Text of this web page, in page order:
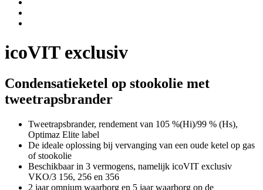
icoVIT exclusiv
Condensatieketel op stookolie met
tweetrapsbrander
Tweetrapsbrander, rendement van 105 %(Hi)/99 % (Hs),
Optimaz Elite label
De ideale oplossing bij vervanging van een oude ketel op gas
of stookolie
Beschikbaar in 3 vermogens, namelijk icoVIT exclusiv
VKO/3 156, 256 en 356
2 jaar omnium waarborg en 5 jaar waarborg op de